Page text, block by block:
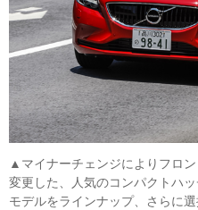
▲マイナーチェンジによりフロ
変更した、人気のコンパクトハ
モデルをラインナップ、さらに